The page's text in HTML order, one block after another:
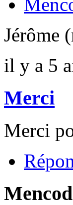
Jérôme
il y a 5
Merci
Merci